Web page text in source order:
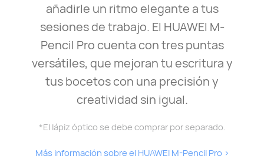
añadirle un ritmo elegante a tus
sesiones de trabajo. El HUAWEI M-
Pencil Pro cuenta con tres puntas
versátiles, que mejoran tu escritura y
tus bocetos con una precisión y
creatividad sin igual.
*El lápiz óptico se debe comprar por separado.
Más información sobre el HUAWEI M-Pencil Pro>